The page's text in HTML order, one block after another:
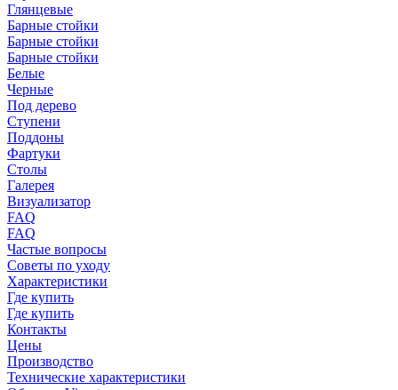
Глянцевые
Барные стойки
Барные стойки
Барные стойки
Белые
Черные
Под дерево
Ступени
Поддоны
Фартуки
Столы
Галерея
Визуализатор
FAQ
FAQ
Частые вопросы
Советы по уходу
Характеристики
Где купить
Где купить
Контакты
Цены
Производство
Технические характеристики